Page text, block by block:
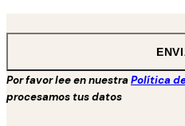
Por favor lee en nuestraPolítica
procesamos tus datos